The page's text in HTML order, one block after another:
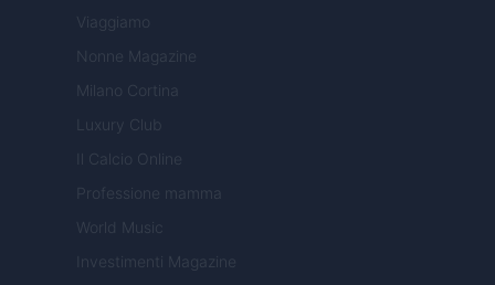
Viaggiamo
Nonne Magazine
Milano Cortina
Luxury Club
Il Calcio Online
Professione mamma
World Music
Investimenti Magazine